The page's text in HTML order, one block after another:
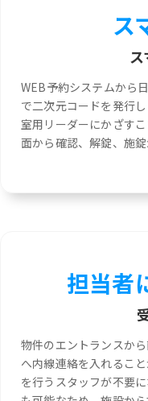
ス
WEB予約システムから
で二次元コードを発行
室用リーダーにかざす
面から確認、解錠、施錠
担当者
物件のエントランスか
へ内線連絡を入れるこ
を行うスタッフが不要